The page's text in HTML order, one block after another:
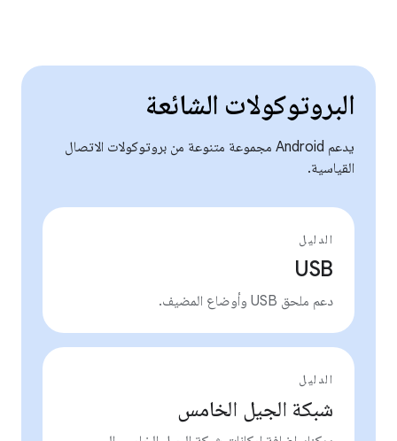
البروتوكولات الشائعة
يدعم Android مجموعة متنوعة من بروتوكولات الاتصال
القياسية.
الدليل
USB
دعم ملحق USB وأوضاع المضيف.
الدليل
شبكة الجيل الخامس